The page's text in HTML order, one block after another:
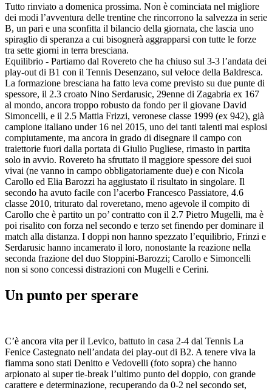
Tutto rinviato a domenica prossima. Non è cominciata nel migliore
dei modi l’avventura delle trentine che rincorrono la salvezza in serie
B, un pari e una sconfitta il bilancio della giornata, che lascia uno
spiraglio di speranza a cui bisognerà aggrapparsi con tutte le forze
tra sette giorni in terra bresciana.
Equilibrio - Partiamo dal Rovereto che ha chiuso sul 3-3 l’andata dei
play-out di B1 con il Tennis Desenzano, sul veloce della Baldresca.
La formazione bresciana ha fatto leva come previsto su due punte di
spessore, il 2.3 croato Nino Serdarusic, 29enne di Zagabria ex 167
al mondo, ancora troppo robusto da fondo per il giovane David
Simoncelli, e il 2.5 Mattia Frizzi, veronese classe 1999 (ex 942), già
campione italiano under 16 nel 2015, uno dei tanti talenti mai esplosi
compiutamente, ma ancora in grado di disegnare il campo con
traiettorie fuori dalla portata di Giulio Pugliese, rimasto in partita
solo in avvio. Rovereto ha sfruttato il maggiore spessore dei suoi
vivai (ne vanno in campo obbligatoriamente due) e con Nicola
Carollo ed Elia Barozzi ha aggiustato il risultato in singolare. Il
secondo ha avuto facile con l’acerbo Francesco Passiatore, 4.6
classe 2010, triturato dal roveretano, meno agevole il compito di
Carollo che è partito un po’ contratto con il 2.7 Pietro Mugelli, ma è
poi risalito con forza nel secondo e terzo set finendo per dominare il
match alla distanza. I doppi non hanno spezzato l’equilibrio, Frinzi e
Serdarusic hanno incamerato il loro, nonostante la reazione nella
seconda frazione del duo Stoppini-Barozzi; Carollo e Simoncelli
non si sono concessi distrazioni con Mugelli e Cerini.
Un punto per sperare
C’è ancora vita per il Levico, battuto in casa 2-4 dal Tennis La
Fenice Castegnato nell’andata dei play-out di B2. A tenere viva la
fiamma sono stati Denitto e Vedovelli (foto sopra) che hanno
arpionato al super tie-break l’ultimo punto del doppio, con grande
carattere e determinazione, recuperando da 0-2 nel secondo set,